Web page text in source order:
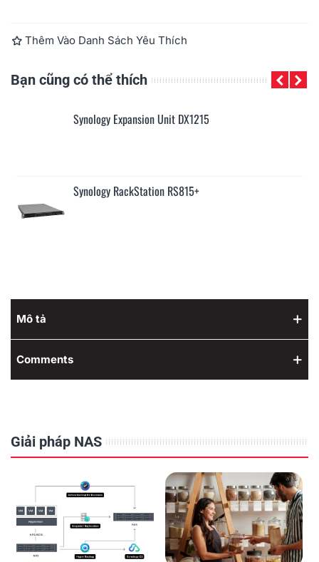
Thêm Vào Danh Sách Yêu Thích
Bạn cũng có thể thích
Synology Expansion Unit DX1215
Synology RackStation RS815+
Mô tả
Comments
Giải pháp NAS